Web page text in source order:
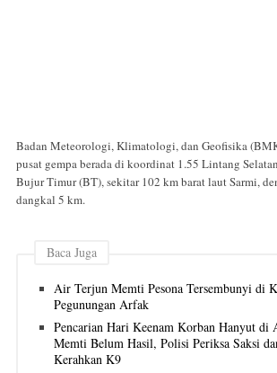
Badan Meteorologi, Klimatologi, dan Geofisika
pusat gempa berada di koordinat 1.55 Lintang
Bujur Timur (BT), sekitar 102 km barat laut Sarmi,
dangkal 5 km.
Baca Juga
Air Terjun Memti Pesona Tersembunyi di
Pegunungan Arfak
Pencarian Hari Keenam Korban Hanyut di
Memti Belum Hasil, Polisi Periksa Saksi
Kerahkan K9